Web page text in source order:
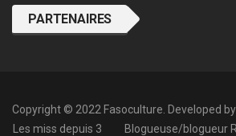
PARTENAIRES
Copyright © 2022 Fasoculture. Developed by
Les miss depuis 3
Blogueuse/blogueur